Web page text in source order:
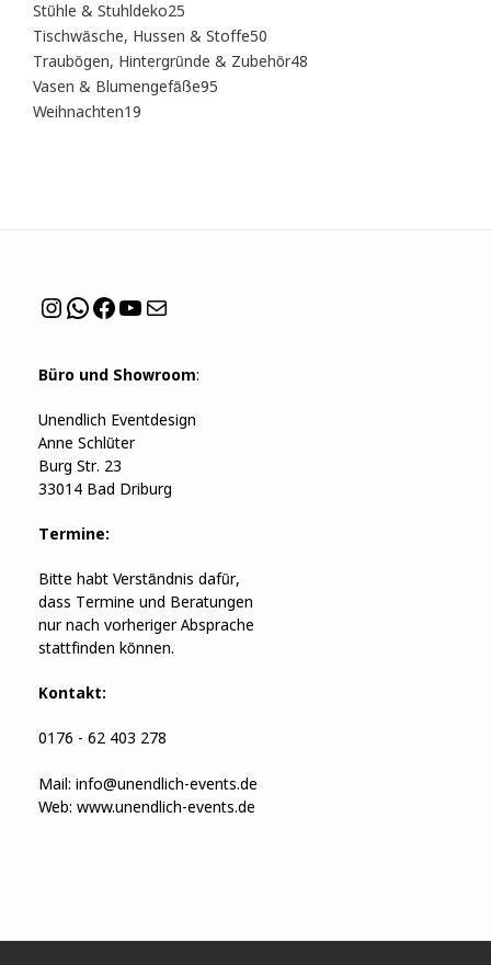
Stühle & Stuhldeko25
Produkte
Tischwäsche, Hussen & Stoffe50
Produkte
Traubögen, Hintergründe & Zubehör48
Vasen & Blumengefäße95
Weihnachten19
Instagram
WhatsApp
Facebook
YouTube
Mail
Büro und Showroom:
Unendlich Eventdesign
Anne Schlüter
Burg Str. 23
33014 Bad Driburg
Termine:
Bitte habt Verständnis dafür,
dass Termine und Beratungen
nur nach vorheriger Absprache
stattfinden können.
Kontakt:
0176 - 62 403 278
Mail: info@unendlich-events.de
Web: www.unendlich-events.de